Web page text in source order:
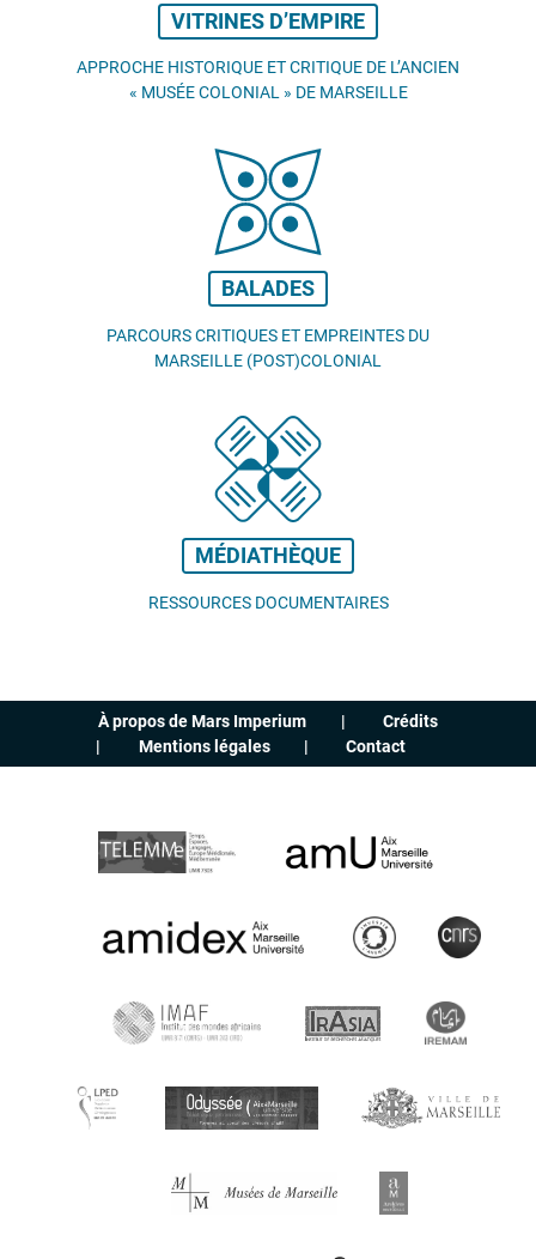
VITRINES D’EMPIRE
APPROCHE HISTORIQUE ET CRITIQUE DE L’ANCIEN
« MUSÉE COLONIAL » DE MARSEILLE
BALADES
PARCOURS CRITIQUES ET EMPREINTES DU
MARSEILLE (POST)COLONIAL
MÉDIATHÈQUE
RESSOURCES DOCUMENTAIRES
À propos de Mars Imperium
Crédits
Mentions légales
Contact